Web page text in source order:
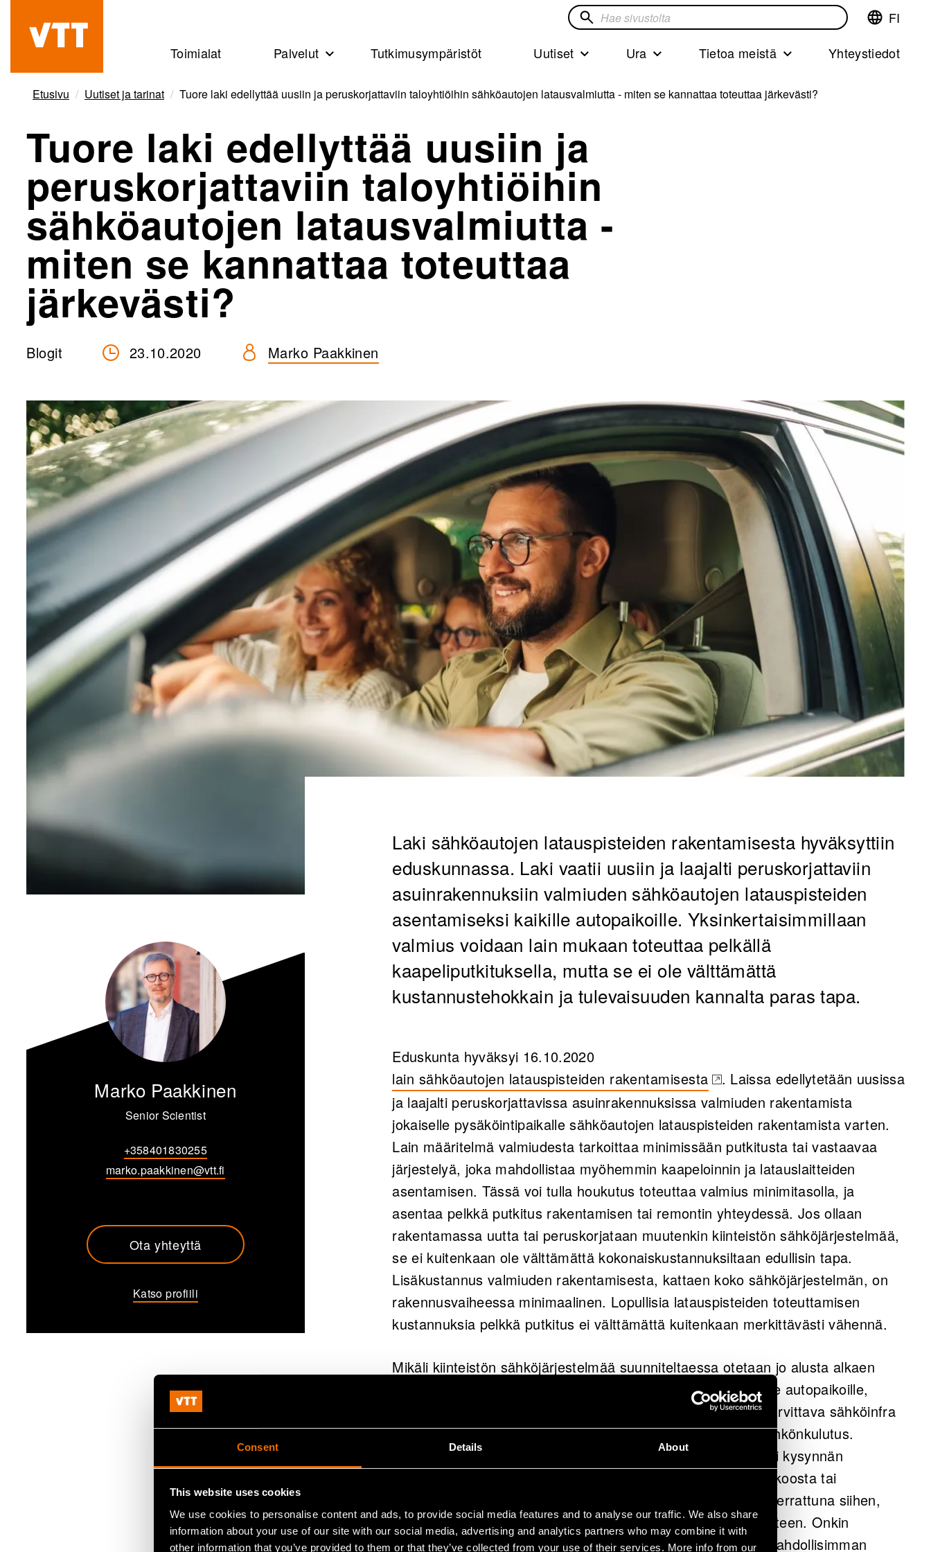
Consent Details About
This website uses cookies
We use cookies to personalise content and ads, to provide social media features and to analyse our traffic. We also share
information about your use of our site with our social media, advertising and analytics partners who may combine it with
other information that you’ve provided to them or that they’ve collected from your use of their services. More info from our
pääsisältöön
Beyond
the
obvious
Vaihda
kieliFinnish
FI
Hae
Toimialat Palvelut Tutkimusympäristöt Uutiset Ura Tietoa meistä Yhteystiedot
Etusivu Uutiset ja tarinat Tuore laki edellyttää uusiin ja peruskorjattaviin taloyhtiöihin sähköautojen latausvalmiutta - miten se kannattaa toteuttaa järkevästi?
Tuore laki edellyttää uusiin ja
peruskorjattaviin taloyhtiöihin
sähköautojen latausvalmiutta -
miten se kannattaa toteuttaa
järkevästi?
Blogit 23.10.2020 Marko Paakkinen
Laki sähköautojen latauspisteiden rakentamisesta hyväksyttiin
eduskunnassa. Laki vaatii uusiin ja laajalti peruskorjattaviin
asuinrakennuksiin valmiuden sähköautojen latauspisteiden
asentamiseksi kaikille autopaikoille. Yksinkertaisimmillaan
valmius voidaan lain mukaan toteuttaa pelkällä
kaapeliputkituksella, mutta se ei ole välttämättä
kustannustehokkain ja tulevaisuuden kannalta paras tapa.
Eduskunta hyväksyi 16.10.2020
lain sähköautojen latauspisteiden rakentamisesta
(opens in a new tab)
. Laissa edellytetään uusissa
ja laajalti peruskorjattavissa asuinrakennuksissa valmiuden rakentamista
jokaiselle pysäköintipaikalle sähköautojen latauspisteiden rakentamista varten.
Lain määritelmä valmiudesta tarkoittaa minimissään putkitusta tai vastaavaa
järjestelyä, joka mahdollistaa myöhemmin kaapeloinnin ja latauslaitteiden
asentamisen. Tässä voi tulla houkutus toteuttaa valmius minimitasolla, ja
asentaa pelkkä putkitus rakentamisen tai remontin yhteydessä. Jos ollaan
rakentamassa uutta tai peruskorjataan muutenkin kiinteistön sähköjärjestelmää,
se ei kuitenkaan ole välttämättä kokonaiskustannuksiltaan edullisin tapa.
Lisäkustannus valmiuden rakentamisesta, kattaen koko sähköjärjestelmän, on
rakennusvaiheessa minimaalinen. Lopullisia latauspisteiden toteuttamisen
kustannuksia pelkkä putkitus ei välttämättä kuitenkaan merkittävästi vähennä.
Mikäli kiinteistön sähköjärjestelmää suunniteltaessa otetaan jo alusta alkaen
huomioon sähköautojen latauspisteiden toteuttaminen kaikille autopaikoille,
voidaan kiinteistön liittymäkaapeli, sähkökeskukset ja muu tarvittava sähköinfra
mitoittaa jo valmiiksi kestämään tulevaisuuden lisääntyvä sähkönkulutus.
Sähköliittymän kokoa voidaan suurentaa sen jälkeen helposti kysynnän
kasvaessa. Lisäkustannus esimerkiksi suuremmasta kaapelikoosta tai
suuremmasta keskuksesta on hyvin pieni tässä vaiheessa, verrattuna siihen,
että näitä osia jouduttaisiin päivittämään suuremmiksi jälkikäteen. Onkin
kiinteistöjen kannalta kustannustehokkainta tehdä valmius mahdollisimman
Marko Paakkinen
Senior Scientist
+358401830255
marko.paakkinen@vtt.fi
Ota yhteyttä
Katso profiili